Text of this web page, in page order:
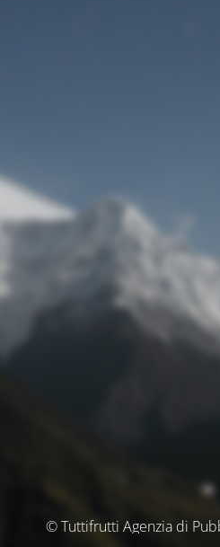
© Tuttifrutti Agenzia di